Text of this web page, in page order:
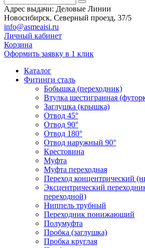
Адрес выдачи: Деловые Линии
Новосибирск, Северный проезд, 37/5
info@asmeaisi.ru
Личный кабинет
Корзина
Оформить заявку в 1 клик
Каталог
Фитинги сталь
Бобышка (переходник)
Втулка шестигранная
Заглушка (крышка)
Отвод 45°
Отвод 90°
Отвод 180°
Отвод наружный 90°
Крестовина
Муфта
Муфта переходная
Переход концентрический
Эксцентрический
переходной)
Ниппель трубный
Переходник понижающий
Полумуфта
Пробка (заглушка)
Пробка круглая